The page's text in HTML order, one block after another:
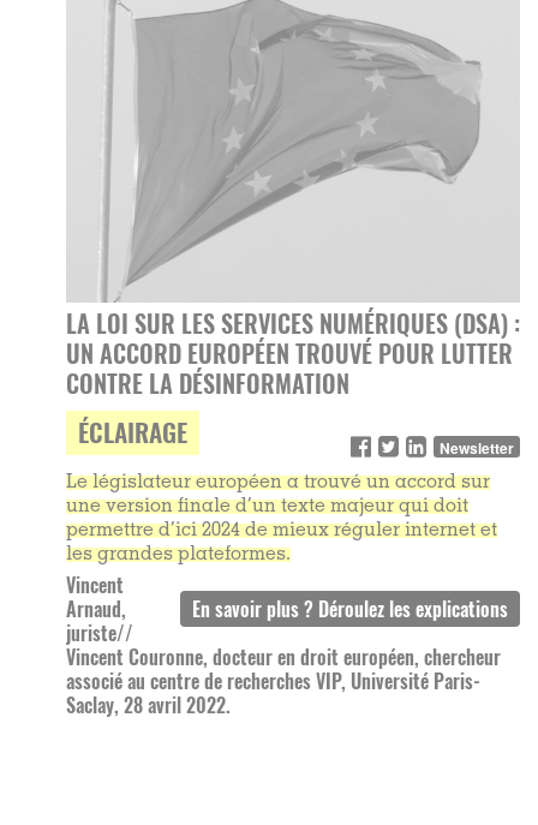
LA LOI SUR LES SERVICES NUMÉRIQUES (DSA) :
UN ACCORD EUROPÉEN TROUVÉ POUR LUTTER
CONTRE LA DÉSINFORMATION
ÉCLAIRAGE Newsletter
Le législateur européen a trouvé un accord sur
une version finale d’un texte majeur qui doit
permettre d’ici 2024 de mieux réguler internet et
les grandes plateformes.
Vincent
Arnaud,
juriste//
Vincent Couronne, docteur en droit européen, chercheur
associé au centre de recherches VIP, Université Paris-
Saclay, 28 avril 2022.